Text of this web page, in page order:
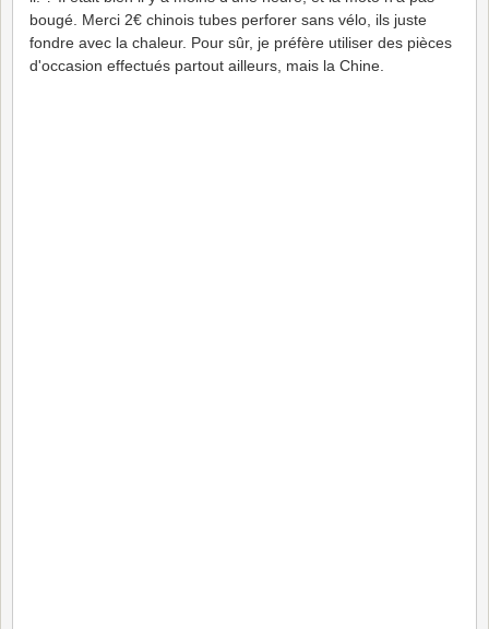
bougé. Merci 2€ chinois tubes perforer sans vélo, ils juste
fondre avec la chaleur. Pour sûr, je préfère utiliser des pièces
d'occasion effectués partout ailleurs, mais la Chine.